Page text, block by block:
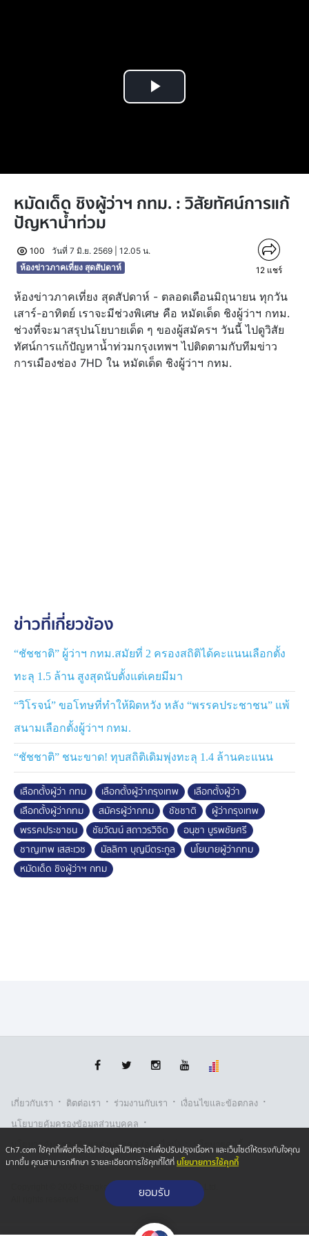
Play
หมัดเด็ด ชิงผู้ว่าฯ กทม. : วิสัยทัศน์การแก้
ปัญหาน้ำท่วม
100
วันที่ 7 มิ.ย. 2569 | 12.05 น.
ห้องข่าวภาคเที่ยง สุดสัปดาห์
12 แชร์
ห้องข่าวภาคเที่ยง สุดสัปดาห์ - ตลอดเดือนมิถุนายน ทุกวัน
เสาร์-อาทิตย์ เราจะมีช่วงพิเศษ คือ หมัดเด็ด ชิงผู้ว่าฯ กทม.
ช่วงที่จะมาสรุปนโยบายเด็ด ๆ ของผู้สมัครฯ วันนี้ ไปดูวิสัย
ทัศน์การแก้ปัญหาน้ำท่วมกรุงเทพฯ ไปติดตามกับทีมข่าว
การเมืองช่อง 7HD ใน หมัดเด็ด ชิงผู้ว่าฯ กทม.
ข่าวที่เกี่ยวข้อง
“ชัชชาติ” ผู้ว่าฯ กทม.สมัยที่ 2 ครองสถิติได้คะแนนเลือกตั้ง
ทะลุ 1.5 ล้าน สูงสุดนับตั้งแต่เคยมีมา
“วิโรจน์” ขอโทษที่ทำให้ผิดหวัง หลัง “พรรคประชาชน” แพ้
สนามเลือกตั้งผู้ว่าฯ กทม.
“ชัชชาติ” ชนะขาด! ทุบสถิติเดิมพุ่งทะลุ 1.4 ล้านคะแนน
เลือกตั้งผู้ว่า กทม เลือกตั้งผู้ว่ากรุงเทพ
เลือกตั้งผู้ว่า
เลือกตั้งผู้ว่ากทม
สมัครผู้ว่ากทม ชัชชาติ
ผู้ว่ากรุงเทพ
พรรคประชาชน
ชัยวัฒน์ สถาวรวิจิต
อนุชา บูรพชัยศรี
ชาญเทพ เสสะเวช
มัลลิกา บุญมีตระกูล
นโยบายผู้ว่ากทม
หมัดเด็ด ชิงผู้ว่าฯ กทม
เกี่ยวกับเรา · ติตต่อเรา · ร่วมงานกับเรา · เงื่อนไขและข้อตกลง ·
นโยบายคุ้มครองข้อมูลส่วนบุคคล ·
นโยบายคุ้มครองข้อมูลส่วนบุคคล (ออนไลน์) · นโยบายคุกกี้ ·
รับเรื่องร้องเรียน
Copyright © 2026 Bangkok Broadcasting & T.V. Co.,Ltd.
Ch7.com ใช้คุกกี้เพื่อที่จะได้นำข้อมูลไปวิเคราะห์เพื่อปรับปรุงเนื้อหา และเว็บไซต์ให้ตรงกับใจคุณ
มากขึ้น คุณสามารถศึกษา รายละเอียดการใช้คุกกี้ได้ที่นโยบายการใช้คุกกี้
ยอมรับ